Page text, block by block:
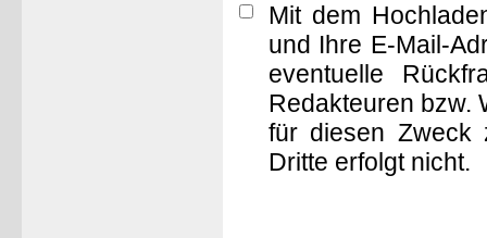
Mit dem
und Ihre E-Mail-
eventuelle
Redakteuren bzw.
für diesen Zweck
Dritte erfolgt nicht.